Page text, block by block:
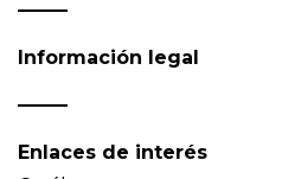
Información legal
Enlaces de interés